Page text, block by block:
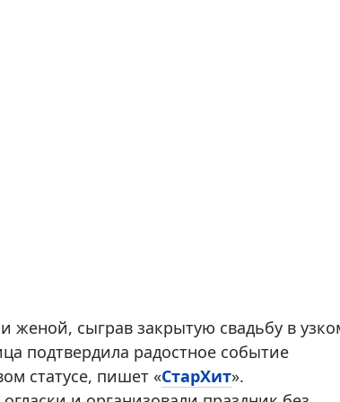
женой, сыграв закрытую свадьбу в
подтвердила радостное событие
статусе, пишет «СтарХит».